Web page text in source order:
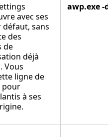
avec ses
sans
des
de
déjà
Vous
ligne de
pour
à ses
awp.exe -